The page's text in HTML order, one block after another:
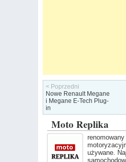
< Poprzedni
Nowe Renault Megane
i Megane E-Tech Plug-
in
Moto Replika
renomowany
używane.